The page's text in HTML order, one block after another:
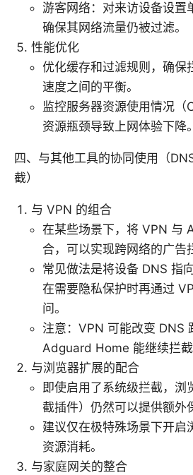
游客网络：对来访设备设置
确保其网络流量仍被过滤。
性能优化
优化缓存和过滤规则，确保
速度之间的平衡。
监控服务器资源使用情况（
资源瓶颈导致上网体验下降。
四、与其他工具的协同使用（
截）
与 VPN 的组合
在某些场景下，将 VPN 与
合，可以实现跨网络的广告
常见做法是将设备 DNS 指
在需要隐私保护时再通过
问。
注意：VPN 可能改变 DNS
Adguard Home 能继续拦截
与浏览器扩展的配合
即使启用了系统级拦截，浏
截插件）仍然可以提供额外
建议仅在极特殊场景下开启
资源消耗。
与家庭网关的整合